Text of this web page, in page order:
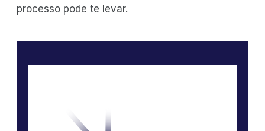
processo pode te levar.